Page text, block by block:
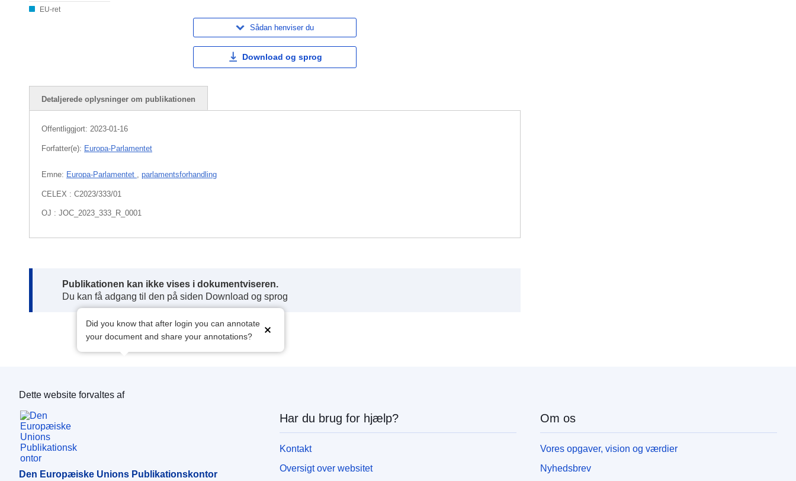
EU-ret
Sådan henviser du
Download og sprog
Detaljerede oplysninger om publikationen
Offentliggjort: 2023-01-16
Forfatter(e): Europa-Parlamentet
Emne: Europa-Parlamentet , parlamentsforhandling
CELEX : C2023/333/01
OJ : JOC_2023_333_R_0001
Note:
Publikationen kan ikke vises i dokumentviseren.
Du kan få adgang til den på siden Download og sprog
Did you know that after login you can annotate
your document and share your annotations?
Den Europæiske Unions Publikationskontor
Dette website forvaltes af
Den Europæiske Unions Publikationskontor
Har du brug for hjælp?
Kontakt
Oversigt over websitet
Om os
Vores opgaver, vision og værdier
Nyhedsbrev